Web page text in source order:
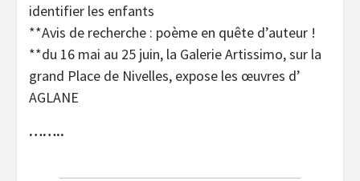
identifier les enfants
**Avis de recherche : poème en quête d’auteur !
**du 16 mai au 25 juin, la Galerie Artissimo, sur la
grand Place de Nivelles, expose les œuvres d’
AGLANE
……..